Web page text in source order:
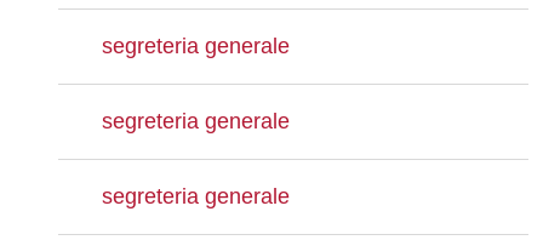
segreteria generale
segreteria generale
segreteria generale